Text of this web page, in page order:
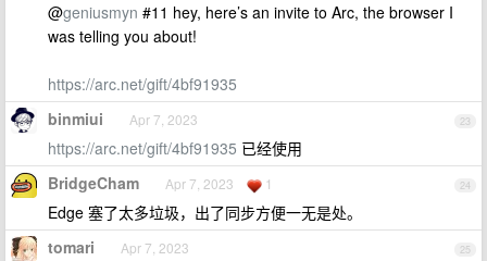
@geniusmyn #11 hey, here’s an invite to Arc, the browser I
was telling you about!
https://arc.net/gift/4bf91935
23
binmiui Apr 7, 2023
https://arc.net/gift/4bf91935 已经使用
24
BridgeCham Apr 7, 2023 1
Edge 塞了太多垃圾，出了同步方便一无是处。
25
tomari Apr 7, 2023